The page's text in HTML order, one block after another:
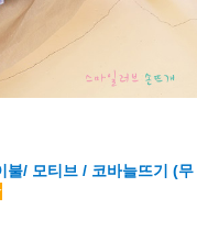
/ 모티브 / 코바늘뜨기 (무